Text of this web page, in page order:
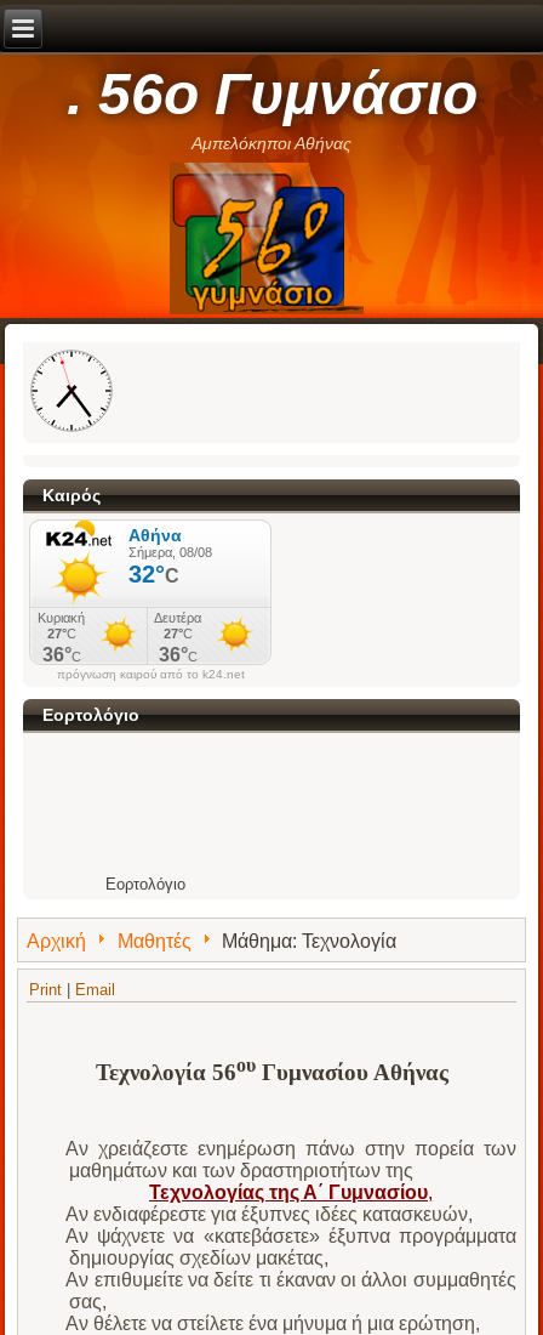
. 56ο Γυμνάσιο
Αμπελόκηποι Αθήνας
Καιρός
πρόγνωση καιρού από το k24.net
Εορτολόγιο
Εορτολόγιο
Αρχική Μαθητές Μάθημα: Τεχνολογία
Print Email
Τεχνολογία 56ουΓυμνασίου Αθήνας
Αν χρειάζεστε ενημέρωση πάνω στην πορεία των
μαθημάτων και των δραστηριοτήτων της
Τεχνολογίας της Α΄ Γυμνασίου,
Αν ενδιαφέρεστε για έξυπνες ιδέες κατασκευών,
Αν ψάχνετε να «κατεβάσετε» έξυπνα προγράμματα
δημιουργίας σχεδίων μακέτας,
Αν επιθυμείτε να δείτε τι έκαναν οι άλλοι συμμαθητές
σας,
Αν θέλετε να στείλετε ένα μήνυμα ή μια ερώτηση,